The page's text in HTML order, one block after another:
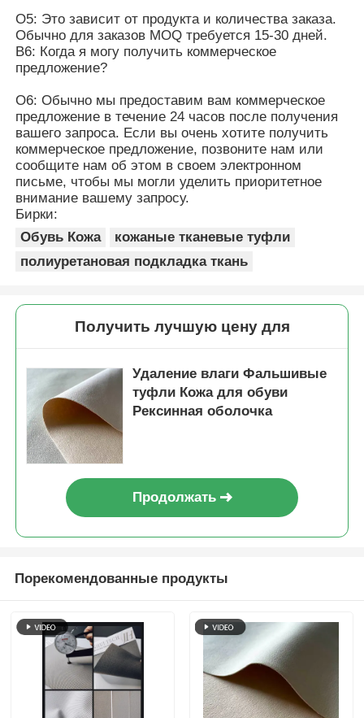
О5: Это зависит от продукта и количества заказа.
Обычно для заказов MOQ требуется 15-30 дней.
В6: Когда я могу получить коммерческое
предложение?
О6: Обычно мы предоставим вам коммерческое
предложение в течение 24 часов после получения
вашего запроса. Если вы очень хотите получить
коммерческое предложение, позвоните нам или
сообщите нам об этом в своем электронном
письме, чтобы мы могли уделить приоритетное
внимание вашему запросу.
Бирки:
Обувь Кожа
кожаные тканевые туфли
полиуретановая подкладка ткань
Получить лучшую цену для
Удаление влаги Фальшивые
туфли Кожа для обуви
Рексинная оболочка
Продолжать
Порекомендованные продукты